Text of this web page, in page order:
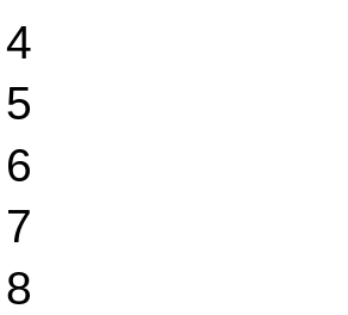
4
5
6
7
8